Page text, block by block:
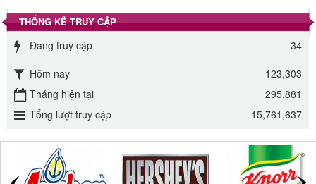
Đường phèn Long An bao 10kg
ĐƯỜNG SẠCH CÔ BA BIÊN HÒA 1KG
27.000 VND
THỐNG KÊ TRUY CẬP
Đang truy cập
34
Hôm nay
123,303
Tháng hiện tại
295,881
Tổng lượt truy cập
15,761,637